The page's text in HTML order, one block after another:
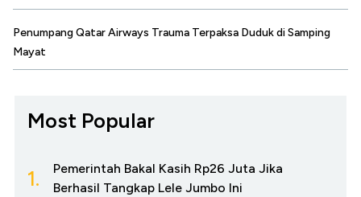
Penumpang Qatar Airways Trauma Terpaksa Duduk di Samping
Mayat
Most Popular
1.
Pemerintah Bakal Kasih Rp26 Juta Jika
Berhasil Tangkap Lele Jumbo Ini